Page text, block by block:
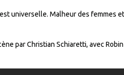
universelle. Malheur des femmes
par Christian Schiaretti, avec